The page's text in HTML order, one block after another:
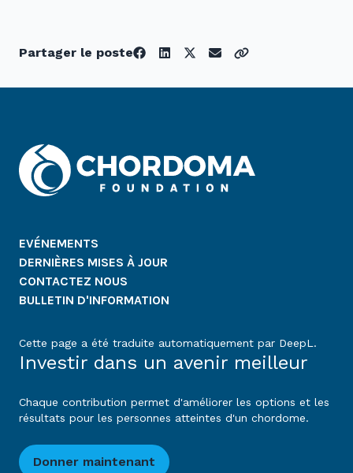
Partager le poste
EVÉNEMENTS
DERNIÈRES MISES À JOUR
CONTACTEZ NOUS
BULLETIN D'INFORMATION
Cette page a été traduite automatiquement par DeepL.
Investir dans un avenir meilleur
Chaque contribution permet d'améliorer les options et les
résultats pour les personnes atteintes d'un chordome.
Donner maintenant